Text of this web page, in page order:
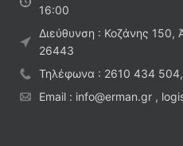
16:00
Διεύθυνση : Κοζάνης
26443
Τηλέφωνα : 2610 434
Email : info@erman.gr ,